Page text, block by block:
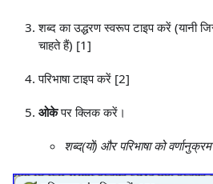
शब्द का उद्धरण स्वरूप टाइप करें (यानी
चाहते हैं) [1]
परिभाषा टाइप करें [2]
ओकेपर क्लिक करें।
शब्द(यों) और परिभाषा को